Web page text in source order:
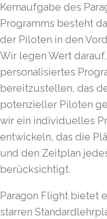
Kernaufgabe des
Programms besteht
der Piloten in den
Wir legen Wert
personalisiertes
bereitzustellen, das
potenzieller Piloten
wir ein individuelles
entwickeln, das die
und den Zeitplan
berücksichtigt.
Paragon Flight bietet
starren